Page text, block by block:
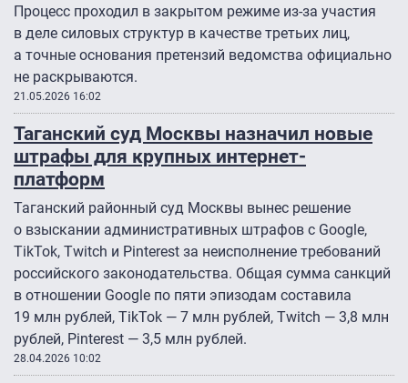
Процесс проходил в закрытом режиме из-за участия
в деле силовых структур в качестве третьих лиц,
а точные основания претензий ведомства официально
не раскрываются.
21.05.2026 16:02
Таганский суд Москвы назначил новые
штрафы для крупных интернет-
платформ
Таганский районный суд Москвы вынес решение
о взыскании административных штрафов с Google,
TikTok, Twitch и Pinterest за неисполнение требований
российского законодательства. Общая сумма санкций
в отношении Google по пяти эпизодам составила
19 млн рублей, TikTok — 7 млн рублей, Twitch — 3,8 млн
рублей, Pinterest — 3,5 млн рублей.
28.04.2026 10:02